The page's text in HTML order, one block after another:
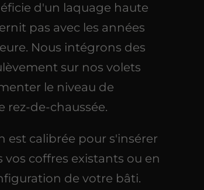
d'un laquage haute
pas avec les années
Nous intégrons des
sur nos volets
le niveau de
rez-de-chaussée.
est calibrée pour s'insérer
coffres existants ou en
de votre bâti.